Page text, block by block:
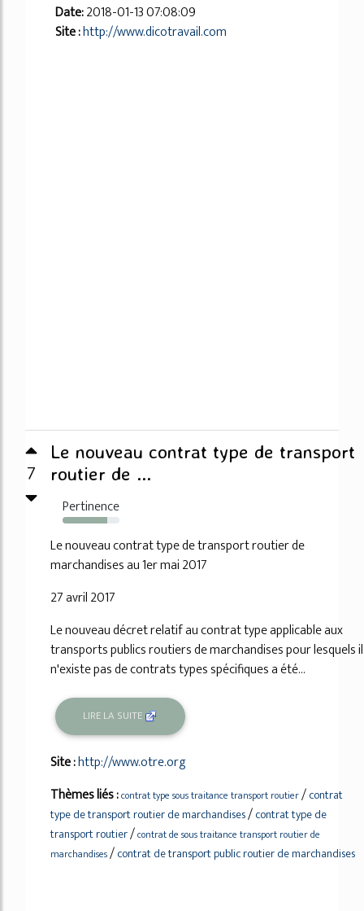
Date:2018-01-13 07:08:09
Site :http://www.dicotravail.com
7
Le nouveau contrat type de transport
routier de ...
Pertinence
79%
Le nouveau contrat type de transport routier de
marchandises au 1er mai 2017
27 avril 2017
Le nouveau décret relatif au contrat type applicable aux
transports publics routiers de marchandises pour lesquels il
n'existe pas de contrats types spécifiques a été...
LIRE LA SUITE
Site :http://www.otre.org
Thèmes liés :contrat type sous traitance transport routier/contrat
type de transport routier de marchandises/contrat type de
transport routier/contrat de sous traitance transport routier de
marchandises/contrat de transport public routier de marchandises